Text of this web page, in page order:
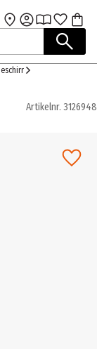
Artikelnr. 3126948